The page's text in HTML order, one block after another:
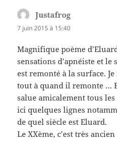
Justafrogdit :
7 juin 2015 à 15:40
Magnifique poème
sensations d’apnéiste et
est remonté à la surface.
tout à quand il remonte …
salue amicalement tous
ici quelques lignes
de quel siècle est Eluard.
Le XXème, c’est très